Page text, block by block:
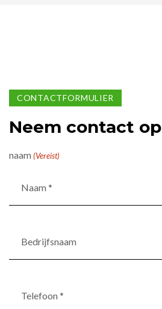
CONTACTFORMULIER
Neem contact op
naam (Vereist)